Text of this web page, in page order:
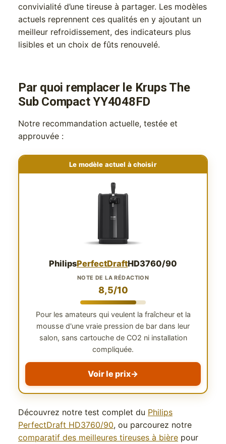
convivialité d’une tireuse à partager. Les modèles
actuels reprennent ces qualités en y ajoutant un
meilleur refroidissement, des indicateurs plus
lisibles et un choix de fûts renouvelé.
Par quoi remplacer le Krups The
Sub Compact YY4048FD
Notre recommandation actuelle, testée et
approuvée :
Le modèle actuel à choisir
PhilipsPerfectDraftHD3760/90
NOTE DE LA RÉDACTION
8,5/10
Pour les amateurs qui veulent la fraîcheur et la
mousse d'une vraie pression de bar dans leur
salon, sans cartouche de CO2 ni installation
compliquée.
Voir le prix→
Découvrez notre test complet du Philips
PerfectDraft HD3760/90, ou parcourez notre
comparatif des meilleures tireuses à bière pour